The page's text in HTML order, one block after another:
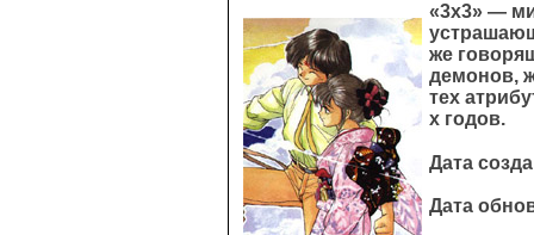
«3х3» —
же
демонов,
тех
х годов.
Дата
Дата